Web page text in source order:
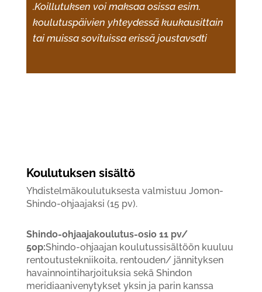
.Koillutuksen voi maksaa osissa esim.
koulutuspäivien yhteydessä kuukausittain
tai muissa sovituissa erissä joustavsdti
Koulutuksen sisältö
Yhdistelmäkoulutuksesta valmistuu Jomon-
Shindo-ohjaajaksi (15 pv).
Shindo-ohjaajakoulutus-osio 11 pv/
5op:Shindo-ohjaajan koulutussisältöön kuuluu
rentoutustekniikoita, rentouden/ jännityksen
havainnointiharjoituksia sekä Shindon
meridiaanivenytykset yksin ja parin kanssa